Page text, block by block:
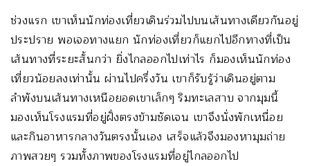
ช่วงแรก เขาเห็นนักท่องเที่ยวเดินร่วมไปบนเส้นทางเดียวกันอยู่
ประปราย พอเจอทางแยก นักท่องเที่ยวก็แยกไปอีกทางที่เป็น
เส้นทางที่ระยะสั้นกว่า ยิ่งไกลออกไปเท่าไร ก็มองเห็นนักท่อง
เที่ยวน้อยลงเท่านั้น ผ่านไปครึ่งวัน เขาก็รับรู้ว่าเดินอยู่ตาม
ลำพังบนเส้นทางเหนือยอดเขาเล็กๆ ริมทะเลสาบ จากมุมนี้
มองเห็นโรงแรมที่อยู่ฝั่งตรงข้ามชัดเจน เขาจึงนั่งพักเหนื่อย
และกินอาหารกลางวันตรงนั้นเอง เสร็จแล้วจึงมองหามุมถ่าย
ภาพสวยๆ รวมทั้งภาพของโรงแรมที่อยู่ไกลออกไป